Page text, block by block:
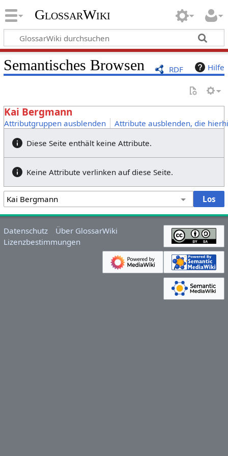
GlossarWiki
RDF Hilfe
Semantisches Browsen
Kai Bergmann
Attributgruppen ausblenden
Attribute ausblenden, die
Diese Seite enthält keine Attribute.
Keine Attribute verlinken auf diese Seite.
Datenschutz
Über GlossarWiki
Lizenzbestimmungen